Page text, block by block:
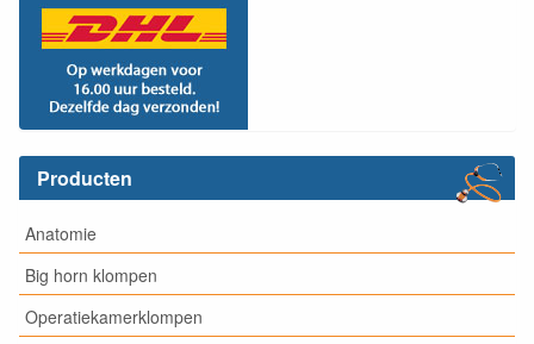
Producten
Anatomie
Big horn klompen
Operatiekamerklompen